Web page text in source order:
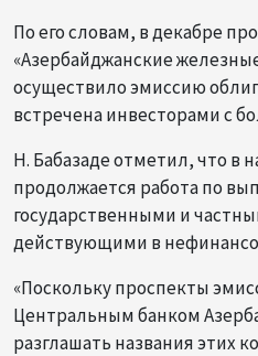
По его словам, в декабре
«Азербайджанские
осуществило эмиссию
встречена инвесторами с
Н. Бабазаде отметил, что в
продолжается работа по
государственными и
действующими в
«Поскольку проспекты
Центральным банком
разглашать названия этих